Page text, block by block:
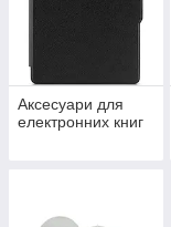
Аксесуари для
електронних книг